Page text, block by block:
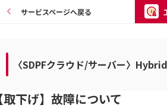
サービスページへ戻る
〈SDPFクラウド/サーバー〉
【取下げ】故障について